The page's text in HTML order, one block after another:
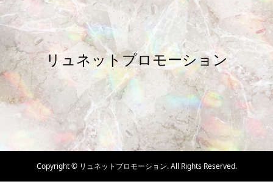
リュネットプロモーション
Copyright ©リュネットプロモーション. All Rights Reserved.